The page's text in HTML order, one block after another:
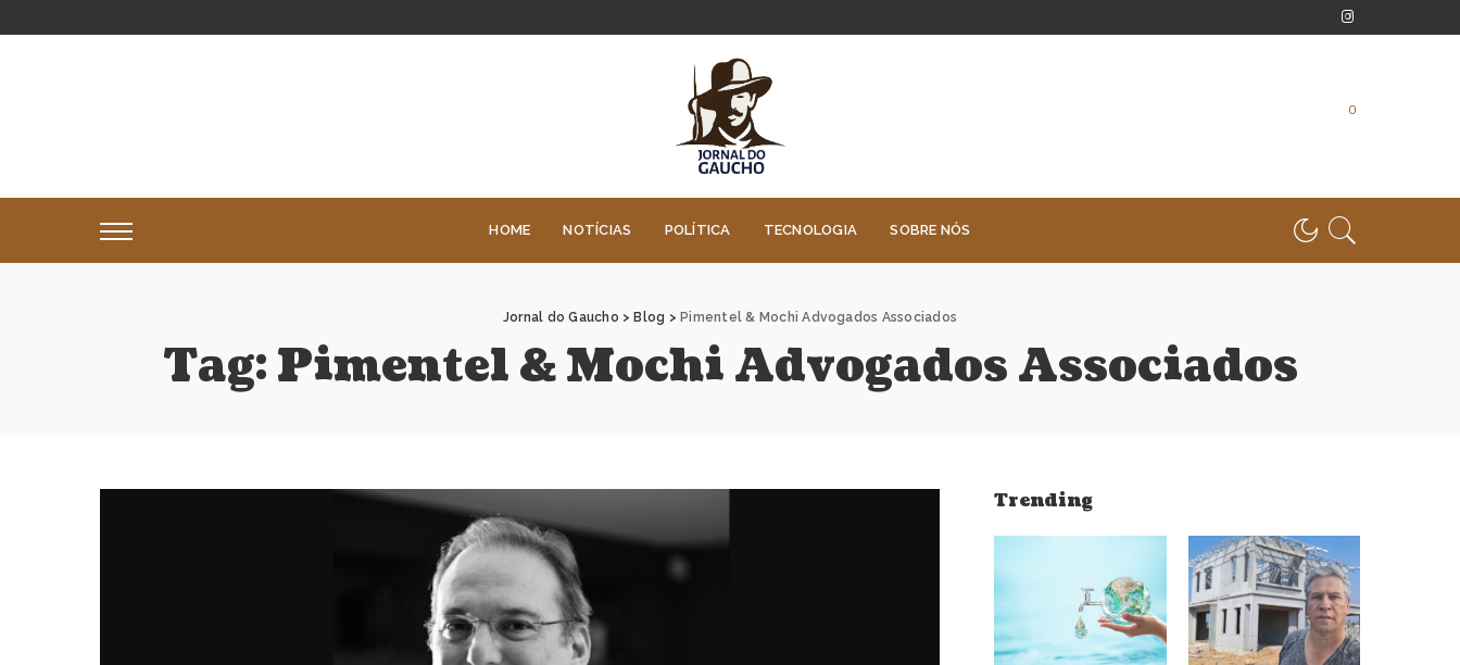
0
HOME NOTÍCIAS POLÍTICA TECNOLOGIA SOBRE NÓS
Jornal do Gaucho > Blog > Pimentel & Mochi Advogados Associados
Tag:Pimentel & Mochi Advogados Associados
Trending